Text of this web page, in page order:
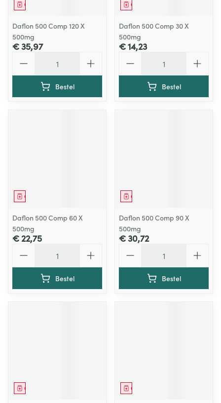
Geneesmiddel
Daflon 500 Comp 120 X
500mg
€ 35,97
Bestel
Geneesmiddel
Daflon 500 Comp 30 X
500mg
€ 14,23
Bestel
Geneesmiddel
Daflon 500 Comp 60 X
500mg
€ 22,75
Bestel
Geneesmiddel
Daflon 500 Comp 90 X
500mg
€ 30,72
Bestel
Geneesmiddel Geneesmiddel